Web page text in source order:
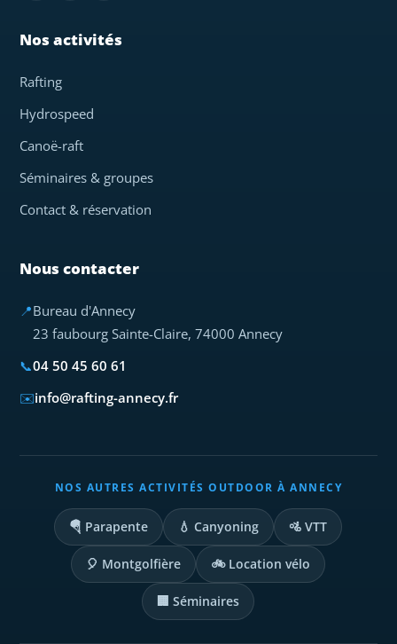
Nos activités
Rafting
Hydrospeed
Canoë-raft
Séminaires & groupes
Contact & réservation
Nous contacter
📍Bureau d'Annecy
23 faubourg Sainte-Claire, 74000 Annecy
📞04 50 45 60 61
✉️info@rafting-annecy.fr
NOS AUTRES ACTIVITÉS OUTDOOR À ANNECY
🪂 Parapente 💧 Canyoning 🚵 VTT
🎈 Montgolfière 🚲 Location vélo
🏢 Séminaires